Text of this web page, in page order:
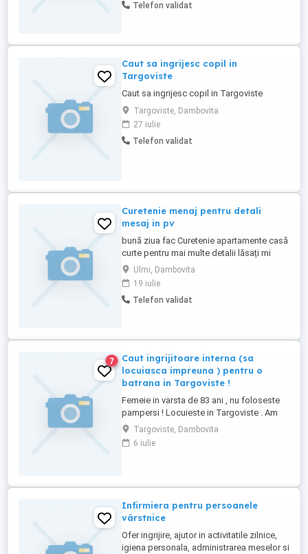
Telefon validat
Caut sa ingrijesc copil in
Targoviste
Caut sa ingrijesc copil in Targoviste
Targoviste, Dambovita
27 iulie
Telefon validat
Curetenie menaj pentru detali
mesaj in pv
bună ziua fac Curetenie apartamente casă
curte pentru mai multe detalii lăsați mi
mesaj pe wapp
Ulmi, Dambovita
19 iulie
Telefon validat
7
Caut ingrijitoare interna (sa
locuiasca impreuna ) pentru o
batrana in Targoviste !
Femeie in varsta de 83 ani , nu foloseste
pampersi ! Locuieste in Targoviste . Am
nevoie pentru : ajutor la igiena personala
si imbracare , administrare medicamente
conf indicatiilor , pregatirea mesei ,
mediu respectuos ...
Targoviste, Dambovita
6 iulie
Infirmiera pentru persoanele
vârstnice
Ofer ingrijire, ajutor in activitatile zilnice,
igiena personala, administrarea meselor si